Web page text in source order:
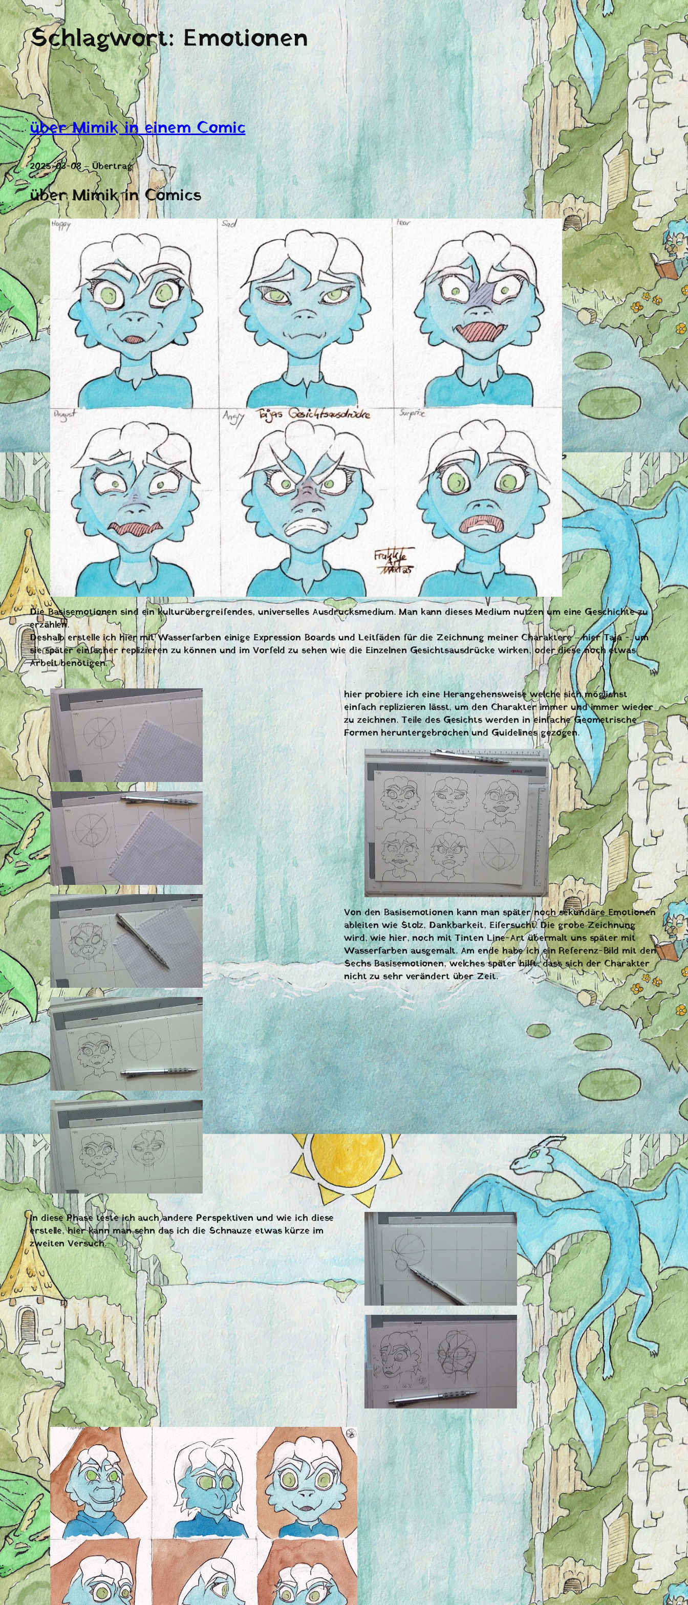
Schlagwort:Emotionen
über Mimik in einem Comic
2025-03-08 – Übertrag
über Mimik in Comics
Die Basisemotionen sind ein kulturübergreifendes, universelles Ausdrucksmedium. Man kann dieses Medium nutzen um eine Geschichte zu
erzählen.
Deshalb erstelle ich hier mit Wasserfarben einige Expression Boards und Leitfäden für die Zeichnung meiner Charaktere – hier Taja -. um
sie später einfacher replizieren zu können und im Vorfeld zu sehen wie die Einzelnen Gesichtsausdrücke wirken, oder diese noch etwas
Arbeit benötigen.
hier probiere ich eine Herangehensweise welche sich möglichst
einfach replizieren lässt, um den Charakter immer und immer wieder
zu zeichnen. Teile des Gesichts werden in einfache Geometrische
Formen heruntergebrochen und Guidelines gezogen.
Von den Basisemotionen kann man später noch sekundäre Emotionen
ableiten wie Stolz, Dankbarkeit, Eifersucht. Die grobe Zeichnung
wird, wie hier, noch mit Tinten Line-Art übermalt uns später mit
Wasserfarben ausgemalt. Am ende habe ich ein Referenz-Bild mit den
Sechs Basisemotionen, welches später hilft, dass sich der Charakter
nicht zu sehr verändert über Zeit.
In diese Phase teste ich auch andere Perspektiven und wie ich diese
erstelle, hier kann man sehn das ich die Schnauze etwas kürze im
zweiten Versuch.